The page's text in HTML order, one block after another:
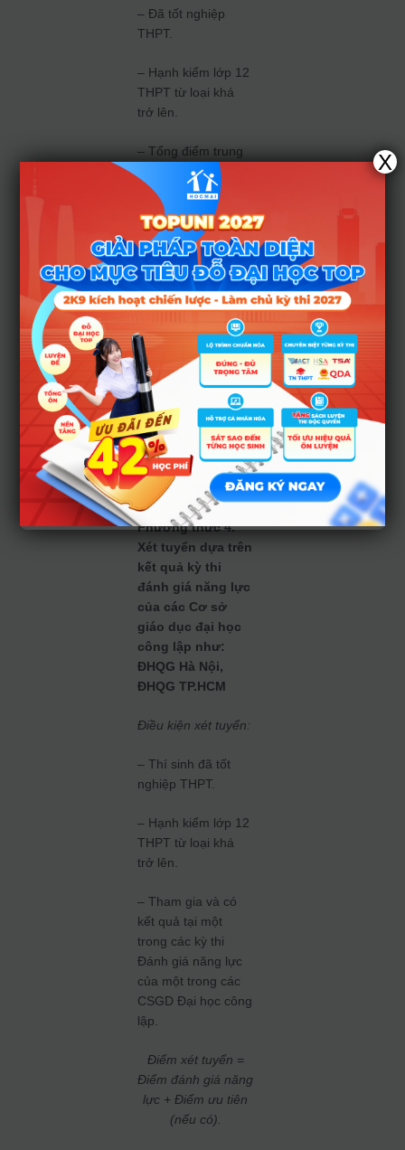
– Đã tốt nghiệp
THPT.
– Hạnh kiểm lớp 12
THPT từ loại khá
trở lên.
– Tổng điểm trung
bình 3 môn (theo tổ
hợp xét tuyển) của
học kỳ II lớp 11 và
học kỳ I lớp 12
hoặchọc kỳ I, HK
II của lớp 12+
điểm ưu tiên (nếu
có) đạt ngưỡng đạt
ngưỡng điểm đầu
vào của Trường.
Điểm xét tuyển =
Tổng điểm trung
bình 3 môn theo tổ
hợp xét tuyển +
Điểm ưu tiên (nếu
có).
Phương thức 4.
Xét tuyển dựa trên
kết quả kỳ thi
đánh giá năng lực
của các Cơ sở
giáo dục đại học
công lập như:
ĐHQG Hà Nội,
ĐHQG TP.HCM
Điều kiện xét tuyển:
– Thí sinh đã tốt
nghiệp THPT.
– Hạnh kiểm lớp 12
THPT từ loại khá
trở lên.
– Tham gia và có
kết quả tại một
trong các kỳ thi
Đánh giá năng lực
của một trong các
CSGD Đại học công
lập.
Điểm xét tuyển =
Điểm đánh giá năng
lực + Điểm ưu tiên
(nếu có).
X